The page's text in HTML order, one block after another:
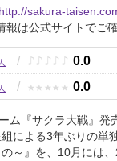
http://sakura-
は公式サイトでご確
人 / ♪ ♪ ♪ ♪ ♪ 0.0
人 / ★ ★ ★ ★ ★ 0.0
ム『サクラ大戦』発
による3年ぶりの
～』を、10月には